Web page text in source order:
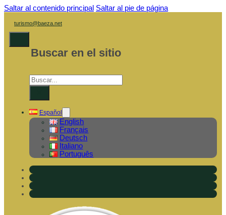
Saltar al contenido principal Saltar al pie de página
turismo@baeza.net
Buscar en el sitio
Buscar
Español
English
Français
Deutsch
Italiano
Português